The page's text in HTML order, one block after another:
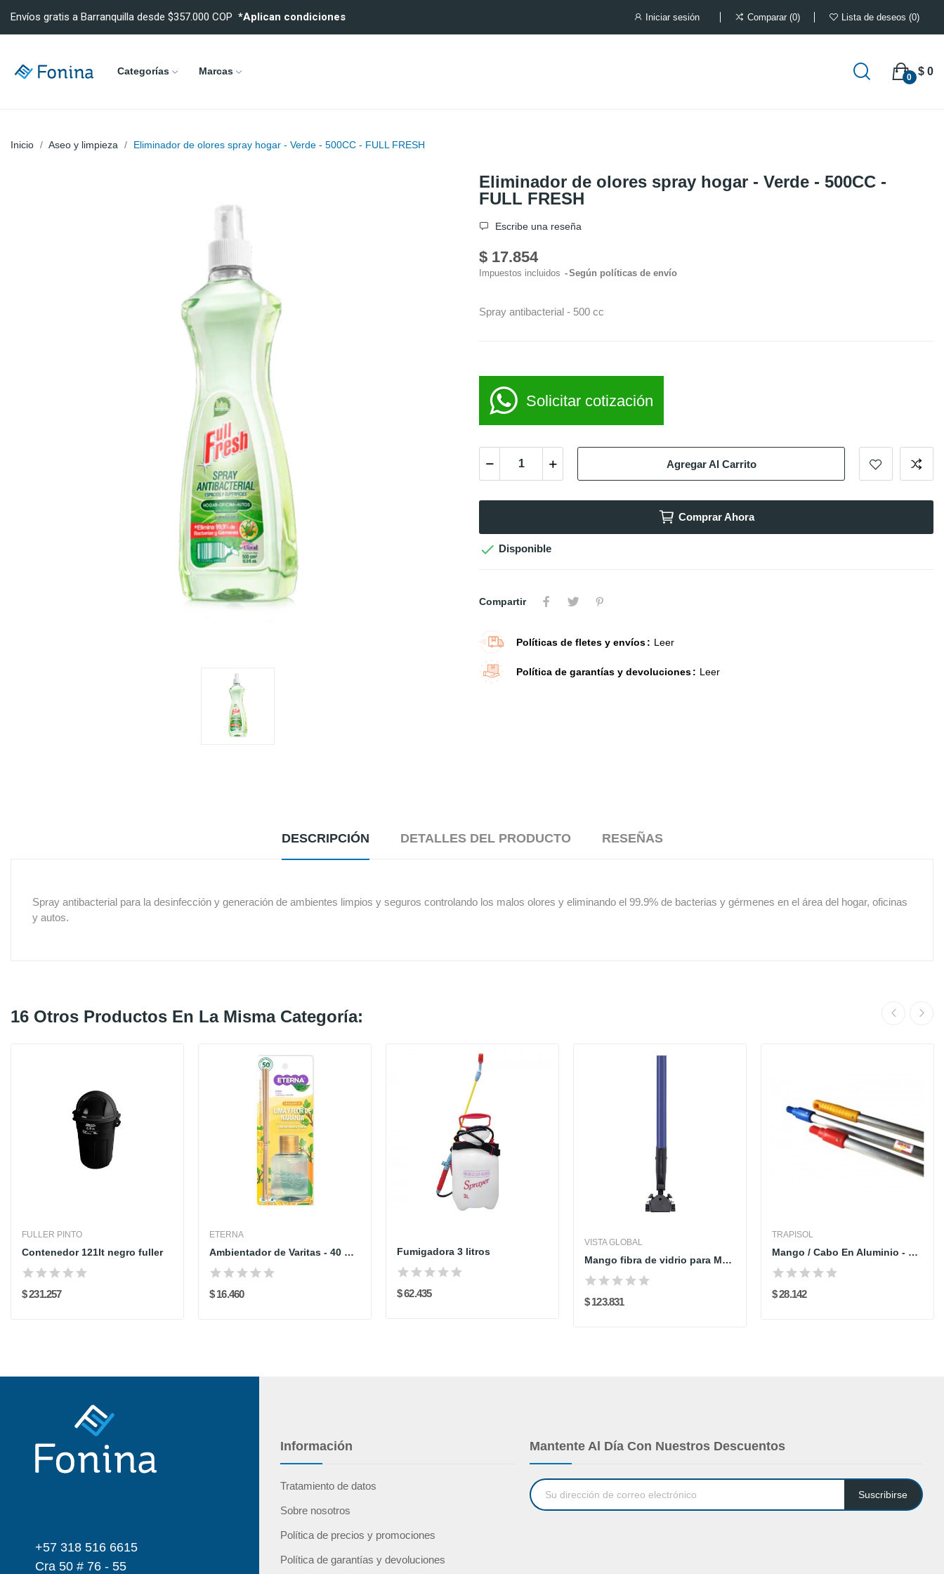
Envíos gratis a Barranquilla desde $357.000 COP *Aplican condiciones Iniciar sesión Comparar 0 Lista de deseos 0
Categorías Marcas $ 0
0
Inicio Aseo y limpieza Eliminador de olores spray hogar - Verde - 500CC - FULL FRESH
Eliminador de olores spray hogar - Verde - 500CC -
FULL FRESH
Escribe una reseña
$ 17.854
Impuestos incluidos Según políticas de envío
Spray antibacterial - 500 cc
Solicitar cotización
Agregar Al Carrito
Comprar Ahora
 Disponible
Compartir
Políticas de fletes y envíos Leer
Política de garantías y devoluciones Leer
DESCRIPCIÓN DETALLES DEL PRODUCTO RESEÑAS
Spray antibacterial para la desinfección y generación de ambientes limpios y seguros controlando los malos olores y eliminando el 99.9% de bacterias y gérmenes en el área del hogar, oficinas
y autos.
16 Otros Productos En La Misma Categoría:
FULLER PINTO
Contenedor 121lt negro fuller
$ 231.257
ETERNA
Ambientador de Varitas - 40 ML X 1 - Lima...
$ 16.460
Fumigadora 3 litros
$ 62.435
VISTA GLOBAL
Mango fibra de vidrio para Mopa Quitapolvo...
$ 123.831
TRAPISOL
Mango / Cabo En Aluminio - 150 cm - TRAPISOL
$ 28.142
+57 318 516 6615
Cra 50 # 76 - 55
Información
Tratamiento de datos
Sobre nosotros
Política de precios y promociones
Política de garantías y devoluciones
Mantente Al Día Con Nuestros Descuentos
Suscribirse